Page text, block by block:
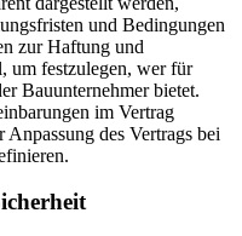
und Bedingungen
zur Haftung und
um festzulegen, wer für
Bauunternehmer bietet.
im Vertrag
des Vertrags bei